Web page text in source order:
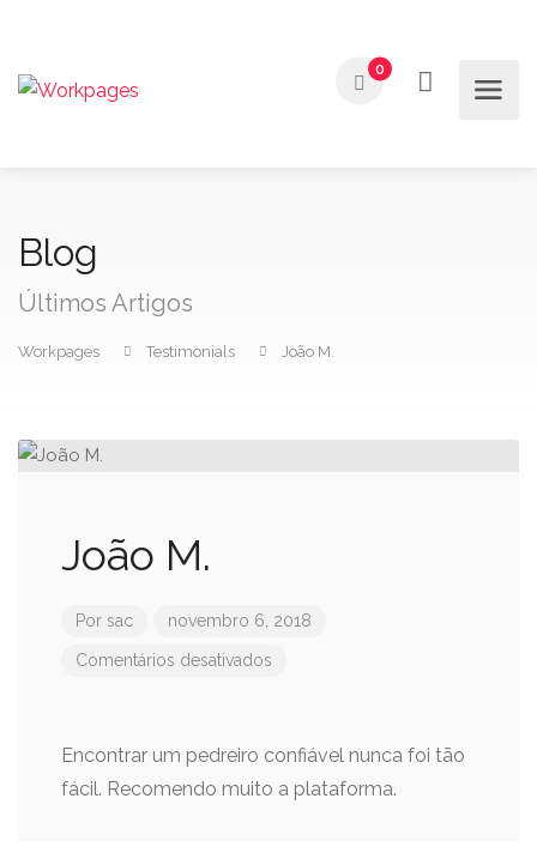
0
Blog
Últimos Artigos
Workpages Testimonials João M.
João M.
Por sac novembro 6, 2018
Comentários desativados
Encontrar um pedreiro confiável nunca foi tão
fácil. Recomendo muito a plataforma.